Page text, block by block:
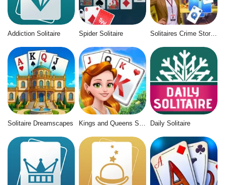
Addiction Solitaire Spider Solitaire Solitaires Crime Stories
Solitaire Dreamscapes Kings and Queens Solitaire Tripeaks Daily Solitaire